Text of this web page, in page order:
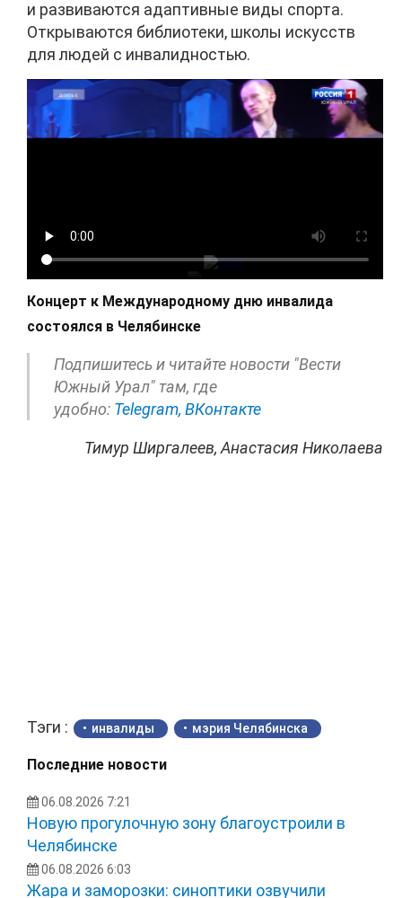
и развиваются адаптивные виды спорта.
Открываются библиотеки, школы искусств
для людей с инвалидностью.
Концерт к Международному дню инвалида
состоялся в Челябинске
Подпишитесь и читайте новости "Вести
Южный Урал" там, где
удобно: Telegram, ВКонтакте
Тимур Ширгалеев, Анастасия Николаева
Тэги : инвалиды мэрия Челябинска
Последние новости
06.08.2026 7:21
Новую прогулочную зону благоустроили в
Челябинске
06.08.2026 6:03
Жара и заморозки: синоптики озвучили